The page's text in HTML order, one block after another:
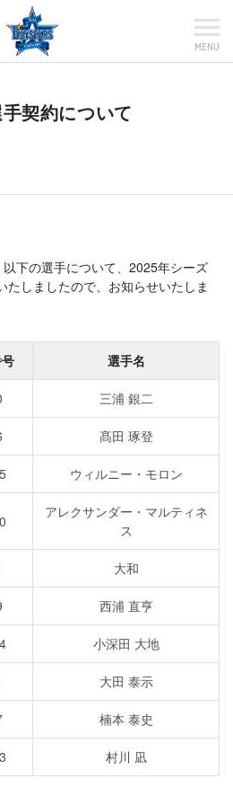
MENU
契約について
下の選手について、2025年シーズ
たしましたので、お知らせいたしま
選手名
三浦 銀二
髙田 琢登
ウィルニー・モロン
アレクサンダー・マルティネ
ス
大和
西浦 直亨
小深田 大地
大田 泰示
楠本 泰史
村川 凪